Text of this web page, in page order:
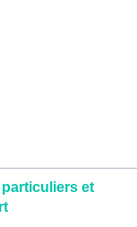
et